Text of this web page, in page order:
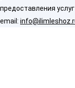
предоставления
email: